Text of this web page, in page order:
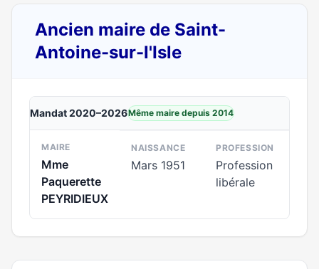
Ancien maire de Saint-
Antoine-sur-l'Isle
Mandat 2020–2026Même maire depuis 2014
MAIRE
Mme
Paquerette
PEYRIDIEUX
NAISSANCE
Mars 1951
PROFESSION
Profession
libérale